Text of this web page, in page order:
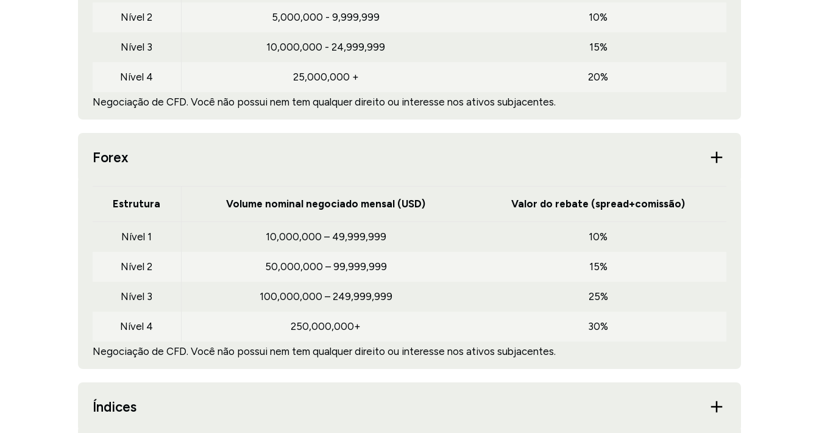
Nível 2 5,000,000 - 9,999,999 10%
Nível 3 10,000,000 - 24,999,999 15%
Nível 4 25,000,000 + 20%
Negociação de CFD. Você não possui nem tem qualquer direito ou interesse nos ativos subjacentes.
Forex
Estrutura Volume nominal negociado mensal (USD) Valor do rebate (spread+comissão)
Nível 1 10,000,000 – 49,999,999 10%
Nível 2 50,000,000 – 99,999,999 15%
Nível 3 100,000,000 – 249,999,999 25%
Nível 4 250,000,000+ 30%
Negociação de CFD. Você não possui nem tem qualquer direito ou interesse nos ativos subjacentes.
Índices